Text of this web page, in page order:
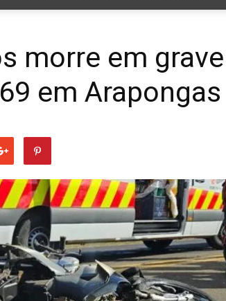
morre em grave
em Arapongas